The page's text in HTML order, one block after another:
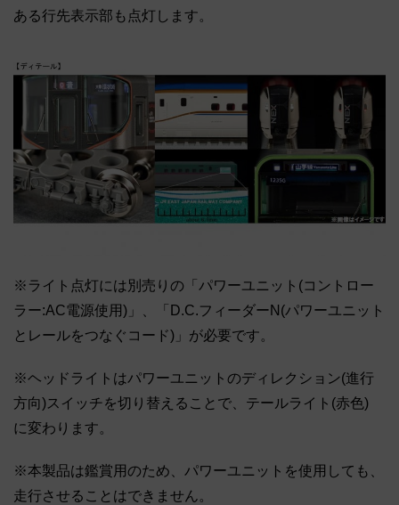
ある行先表示部も点灯します。
※ライト点灯には別売りの「パワーユニット(コントロー
ラー:AC電源使用)」、「D.C.フィーダーN(パワーユニット
とレールをつなぐコード)」が必要です。
※ヘッドライトはパワーユニットのディレクション(進行
方向)スイッチを切り替えることで、テールライト(赤色)
に変わります。
※本製品は鑑賞用のため、パワーユニットを使用しても、
走行させることはできません。